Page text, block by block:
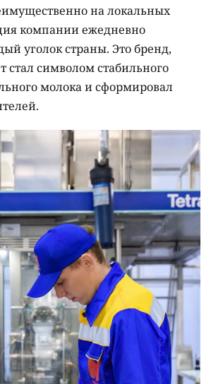
на локальных
компании ежедневно
уголок страны. Это бренд,
стал символом стабильного
молока и сформировал